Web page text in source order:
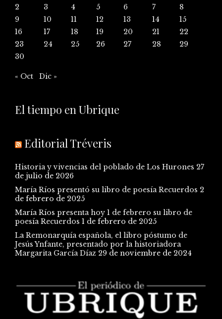
2
3 4 5 6 7
8
9
10 11 12 13 14
15
16
17 18 19 20 21
22
23
24 25 26 27 28
29
30
« Oct Dic »
El tiempo en Ubrique
Editorial Tréveris
Historia y vivencias del poblado de Los Hurones 27
de julio de 2026
María Ríos presentó su libro de poesía Recuerdos 2
de febrero de 2025
María Ríos presenta hoy 1 de febrero su libro de
poesía Recuerdos 1 de febrero de 2025
La Remonarquía española, el libro póstumo de
Jesús Ynfante, presentado por la historiadora
Margarita García Díaz 29 de noviembre de 2024